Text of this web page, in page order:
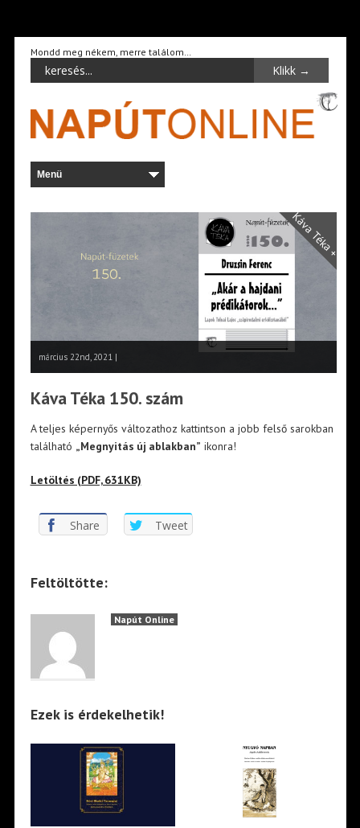
Mondd meg nékem, merre találom…
Káva Téka +
március 22nd, 2021 |
Káva Téka 150. szám
A teljes képernyős változathoz kattintson a jobb felső sarokban
található „Megnyitás új ablakban” ikonra!
Letöltés (PDF, 631KB)
Share Tweet
Feltöltötte:
Napút Online
Ezek is érdekelhetik!